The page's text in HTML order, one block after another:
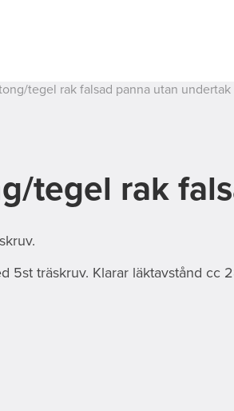
tegel rak falsad panna utan undertak
tegel rak
5st träskruv. Klarar läktavstånd cc